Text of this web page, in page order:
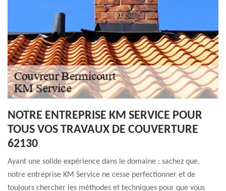
NOTRE ENTREPRISE KM SERVICE POUR
TOUS VOS TRAVAUX DE COUVERTURE
62130
Ayant une solide expérience dans le domaine ; sachez que,
notre entreprise KM Service ne cesse perfectionner et de
toujours chercher les méthodes et techniques pour que vous